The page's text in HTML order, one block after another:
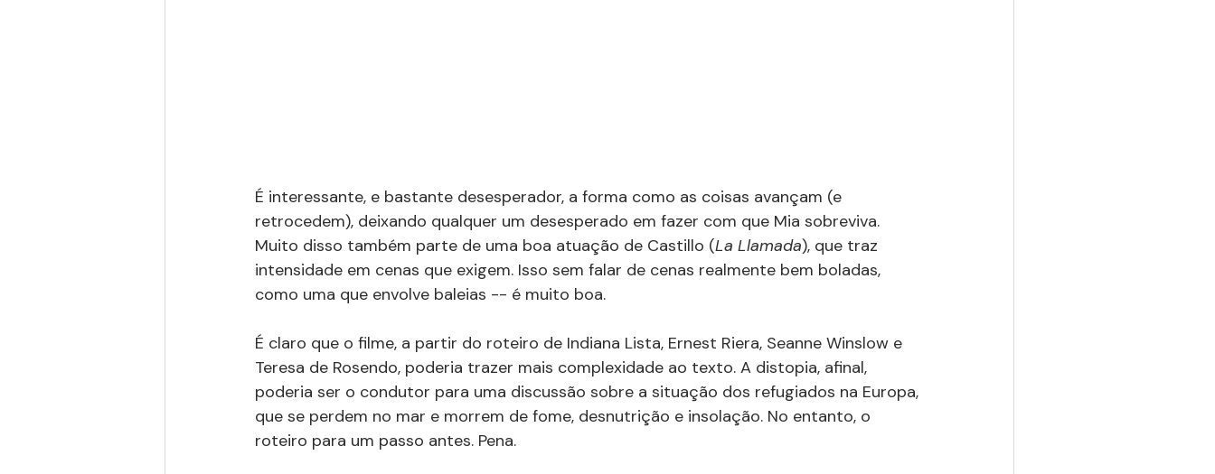
É interessante, e bastante desesperador, a forma como as coisas avançam (e
retrocedem), deixando qualquer um desesperado em fazer com que Mia sobreviva.
Muito disso também parte de uma boa atuação de Castillo (La Llamada), que traz
intensidade em cenas que exigem. Isso sem falar de cenas realmente bem boladas,
como uma que envolve baleias -- é muito boa.
É claro que o filme, a partir do roteiro de Indiana Lista, Ernest Riera, Seanne Winslow e
Teresa de Rosendo, poderia trazer mais complexidade ao texto. A distopia, afinal,
poderia ser o condutor para uma discussão sobre a situação dos refugiados na Europa,
que se perdem no mar e morrem de fome, desnutrição e insolação. No entanto, o
roteiro para um passo antes. Pena.